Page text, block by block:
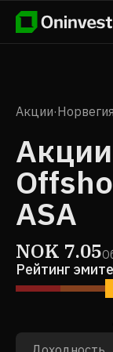
Акции·Норвегия
ASA
NOK 7.05
Рейтинг